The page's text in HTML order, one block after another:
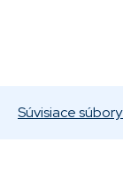
Súvisiace súbory